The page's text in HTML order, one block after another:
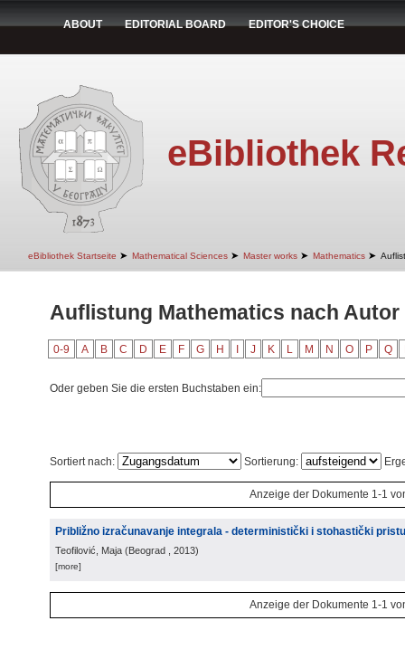
ABOUT EDITORIAL BOARD EDITOR'S CHOICE
eBibliothek
eBibliothek Startseite ➤ Mathematical Sciences ➤ Master works ➤ Mathematics ➤
Auflistung Mathematics nach
0-9 A B C D E F G H J K L M N O P Q
Oder geben Sie die ersten Buchstaben ein:
Sortiert nach: Sortierung:
Anzeige der Dokumente 1-1
Približno izračunavanje integrala - deterministički i stohastički
Teofilović, Maja (Beograd , 2013)
[more]
Anzeige der Dokumente 1-1